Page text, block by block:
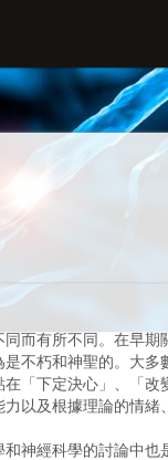
而有所不同。在早期
不朽和神聖的。大
「下定決心」、「
以及根據理論的情緒、
神經科學的討論中也